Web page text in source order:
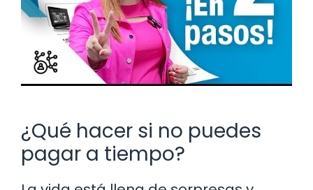
¿Qué hacer si no puedes
pagar a tiempo?